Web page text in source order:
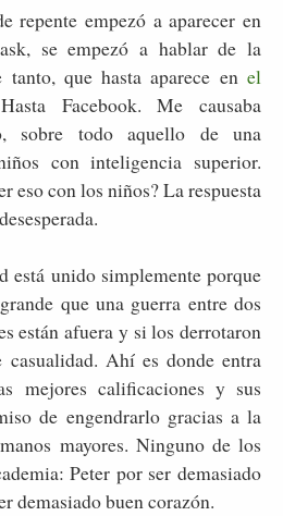
repente empezó a aparecer en
se empezó a hablar de la
que hasta aparece en el
Facebook. Me causaba
sobre todo aquello de una
con inteligencia superior.
eso con los niños? La respuesta
está unido simplemente porque
que una guerra entre dos
están afuera y si los derrotaron
casualidad. Ahí es donde entra
mejores calificaciones y sus
de engendrarlo gracias a la
mayores. Ninguno de los
Peter por ser demasiado
demasiado buen corazón.